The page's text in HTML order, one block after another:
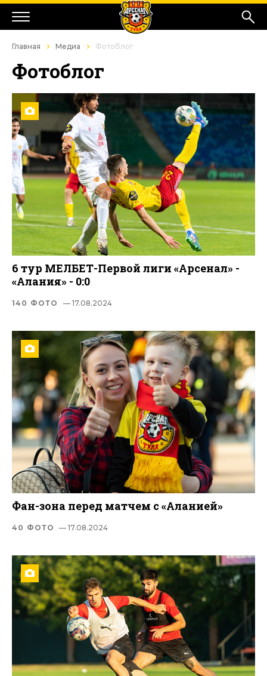
Главная Медиа Фотоблог
Фотоблог
6 тур МЕЛБЕТ-Первой лиги «Арсенал» -
«Алания» - 0:0
140 ФОТО — 17.08.2024
Фан-зона перед матчем с «Аланией»
40 ФОТО — 17.08.2024